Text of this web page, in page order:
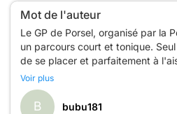
Mot de l'auteur
Le GP de Porsel, organisé par la
un parcours court et tonique.
de se placer et parfaitement à
pourra s'imposer sur cette
notamment d'un point de vue sur
Voir plus
B bubu181